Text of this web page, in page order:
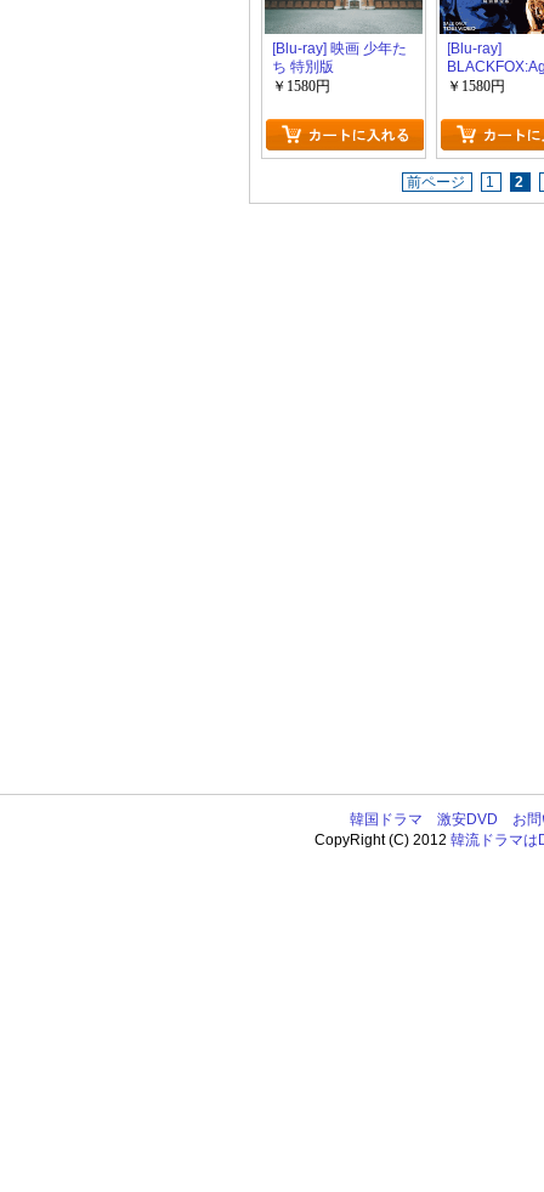
[Blu-ray] 映画 少年た
ち 特別版
￥1580円
[Blu-ray]
the Ninja 特別
￥1580円
前ページ 1 2
韓国ドラマ 激安DVD
お
CopyRight (C) 2012韓流ドラマは